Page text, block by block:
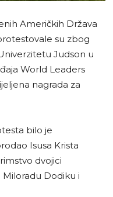
Američkih Država
su zbog
Judson u
World Leaders
nagrada za
bilo je
Isusa Krista
dvojici
Dodiku i